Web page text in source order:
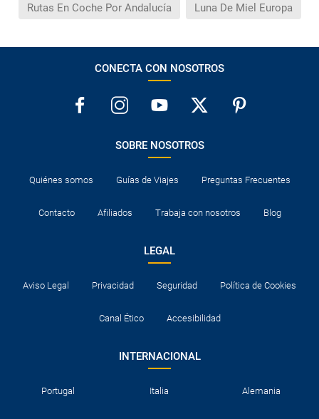
Rutas En Coche Por Andalucía Luna De Miel Europa
CONECTA CON NOSOTROS
SOBRE NOSOTROS
Quiénes somos Guías de Viajes Preguntas Frecuentes
Contacto Afiliados Trabaja con nosotros Blog
LEGAL
Aviso Legal Privacidad Seguridad Política de Cookies
Canal Ético Accesibilidad
INTERNACIONAL
Portugal Italia Alemania